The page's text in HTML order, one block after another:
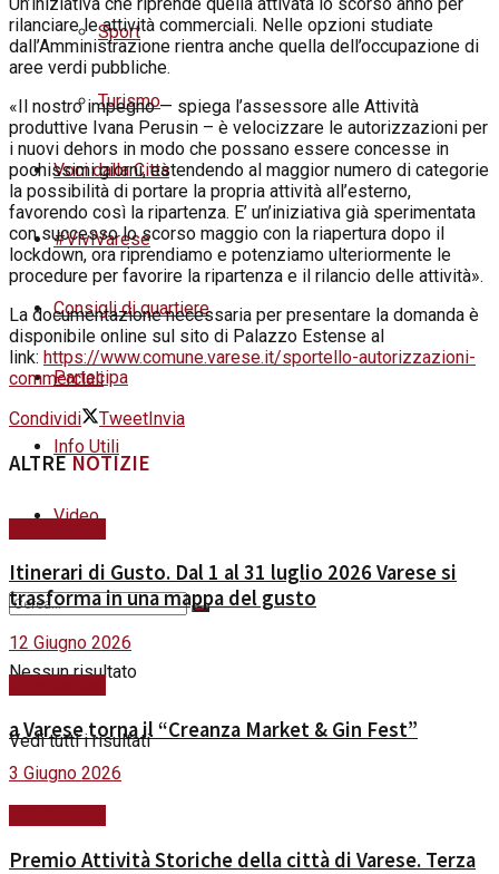
Sport
Turismo
Voci dalla Città
#ViviVarese
Consigli di quartiere
Partecipa
Info Utili
Video
Nessun risultato
Vedi tutti i risultati
rilanciare le attività commerciali. Nelle opzioni studiate
dall’Amministrazione rientra anche quella dell’occupazione di
aree verdi pubbliche.
«Il nostro impegno — spiega l’assessore alle Attività
produttive Ivana Perusin – è velocizzare le autorizzazioni per
i nuovi dehors in modo che possano essere concesse in
pochissimi giorni, estendendo al maggior numero di categorie
la possibilità di portare la propria attività all’esterno,
favorendo così la ripartenza. E’ un’iniziativa già sperimentata
con successo lo scorso maggio con la riapertura dopo il
lockdown, ora riprendiamo e potenziamo ulteriormente le
procedure per favorire la ripartenza e il rilancio delle attività».
La documentazione necessaria per presentare la domanda è
disponibile online sul sito di Palazzo Estense al
link: https://www.comune.varese.it/sportello-autorizzazioni-
commerciali
Condividi
TweetInvia
ALTRENOTIZIE
Itinerari di Gusto. Dal 1 al 31 luglio 2026 Varese si
trasforma in una mappa del gusto
12 Giugno 2026
a Varese torna il “Creanza Market & Gin Fest”
3 Giugno 2026
Premio Attività Storiche della città di Varese. Terza